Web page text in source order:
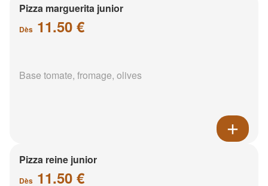
Pizza marguerita junior
Dès 11.50 €
Base tomate, fromage, olives
Pizza reine junior
Dès 11.50 €